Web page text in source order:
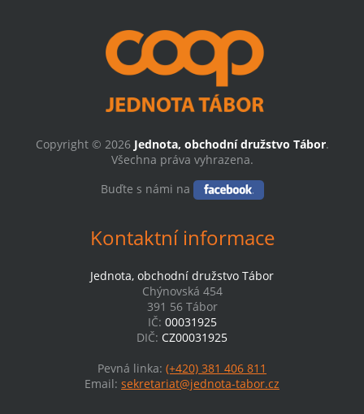
Copyright © 2026 Jednota, obchodní družstvo Tábor.
Všechna práva vyhrazena.
Buďte s námi na
Kontaktní informace
Jednota, obchodní družstvo Tábor
Chýnovská 454
391 56 Tábor
IČ: 00031925
DIČ: CZ00031925
Pevná linka: (+420) 381 406 811
Email: sekretariat@jednota-tabor.cz